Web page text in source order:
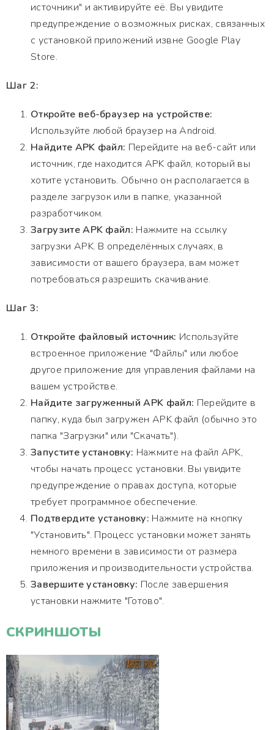
источники" и активируйте её. Вы увидите
предупреждение о возможных рисках, связанных
с установкой приложений извне Google Play
Store.
Шаг 2:
Откройте веб-браузер на устройстве:
Используйте любой браузер на Android.
Найдите APK файл: Перейдите на веб-сайт или
источник, где находится APK файл, который вы
хотите установить. Обычно он располагается в
разделе загрузок или в папке, указанной
разработчиком.
Загрузите APK файл: Нажмите на ссылку
загрузки APK. В определённых случаях, в
зависимости от вашего браузера, вам может
потребоваться разрешить скачивание.
Шаг 3:
Откройте файловый источник: Используйте
встроенное приложение "Файлы" или любое
другое приложение для управления файлами на
вашем устройстве.
Найдите загруженный APK файл: Перейдите в
папку, куда был загружен APK файл (обычно это
папка "Загрузки" или "Скачать").
Запустите установку: Нажмите на файл APK,
чтобы начать процесс установки. Вы увидите
предупреждение о правах доступа, которые
требует программное обеспечение.
Подтвердите установку: Нажмите на кнопку
"Установить". Процесс установки может занять
немного времени в зависимости от размера
приложения и производительности устройства.
Завершите установку: После завершения
установки нажмите "Готово".
СКРИНШОТЫ